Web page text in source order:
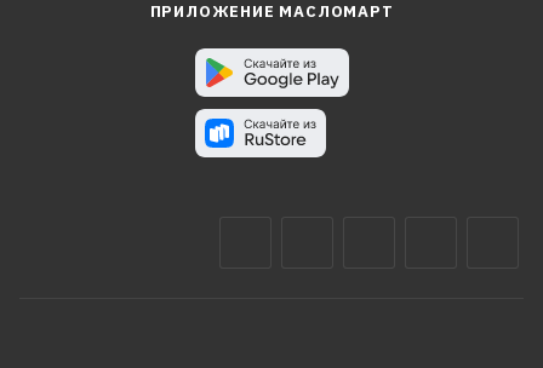
ПРИЛОЖЕНИЕ МАСЛОМАРТ